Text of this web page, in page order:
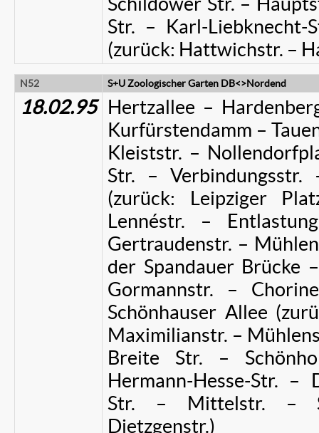
Str. – Karl-
(zurück: Hattwichstr. –
N52 S+U Zoologischer Garten DB<>Nordend
18.02.95 Hertzallee –
Kurfürstendamm –
Kleiststr. –
Str. –
(zurück: Leipziger
Lennéstr. –
Gertraudenstr. –
der Spandauer Brücke
Gormannstr. –
Schönhauser Allee
Maximilianstr. –
Breite Str. –
Hermann-Hesse-Str. –
Str. – Mittelstr. –
Dietzgenstr.)